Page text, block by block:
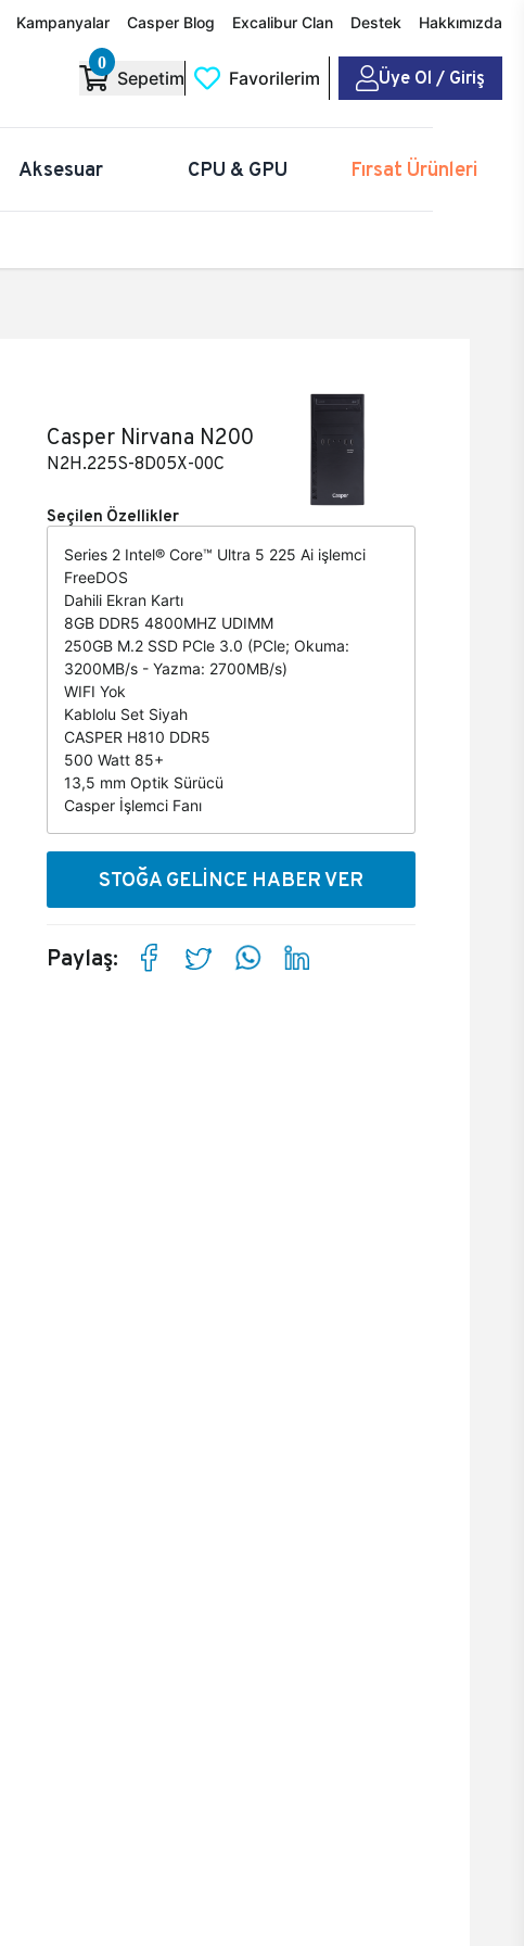
Kampanyalar Casper Blog Excalibur Clan Destek Hakkımızda
0
Sepetim Favorilerim Üye Ol / Giriş
Aksesuar CPU & GPU Fırsat Ürünleri
Casper Nirvana N200
N2H.225S-8D05X-00C
Seçilen Özellikler
Series 2 Intel® Core™ Ultra 5 225 Ai işlemci
FreeDOS
Dahili Ekran Kartı
8GB DDR5 4800MHZ UDIMM
250GB M.2 SSD PCle 3.0 (PCle; Okuma:
3200MB/s - Yazma: 2700MB/s)
WIFI Yok
Kablolu Set Siyah
CASPER H810 DDR5
500 Watt 85+
13,5 mm Optik Sürücü
Casper İşlemci Fanı
STOĞA GELİNCE HABER VER
Paylaş: